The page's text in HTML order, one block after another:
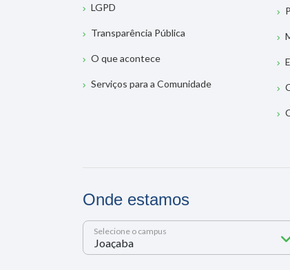
LGPD
Transparência Pública
O que acontece
Serviços para a Comunidade
Onde estamos
Selecione o campus